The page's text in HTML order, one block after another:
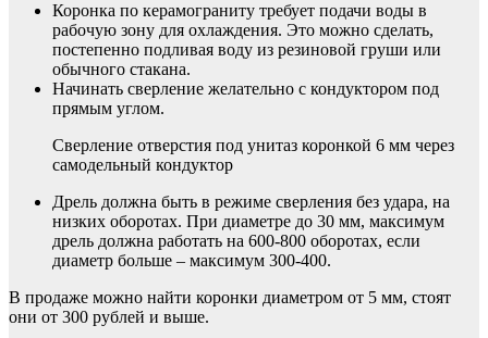
Коронка по керамограниту требует подачи воды в
рабочую зону для охлаждения. Это можно сделать,
постепенно подливая воду из резиновой груши или
обычного стакана.
Начинать сверление желательно с кондуктором под
прямым углом.
Сверление отверстия под унитаз коронкой 6 мм через
самодельный кондуктор
Дрель должна быть в режиме сверления без удара, на
низких оборотах. При диаметре до 30 мм, максимум
дрель должна работать на 600-800 оборотах, если
диаметр больше – максимум 300-400.
В продаже можно найти коронки диаметром от 5 мм, стоят
они от 300 рублей и выше.